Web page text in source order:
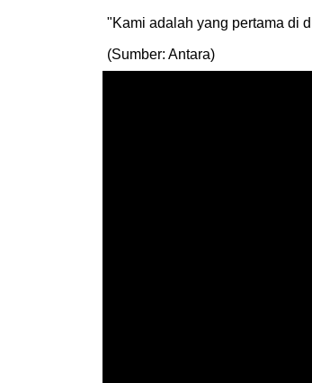
"Kami adalah yang pertama di
(Sumber: Antara)